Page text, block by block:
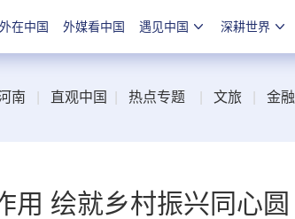
在中国 外媒看中国 遇见中国 深耕世界
南 直观中国 热点专题 文旅 金融
用 绘就乡村振兴同心圆